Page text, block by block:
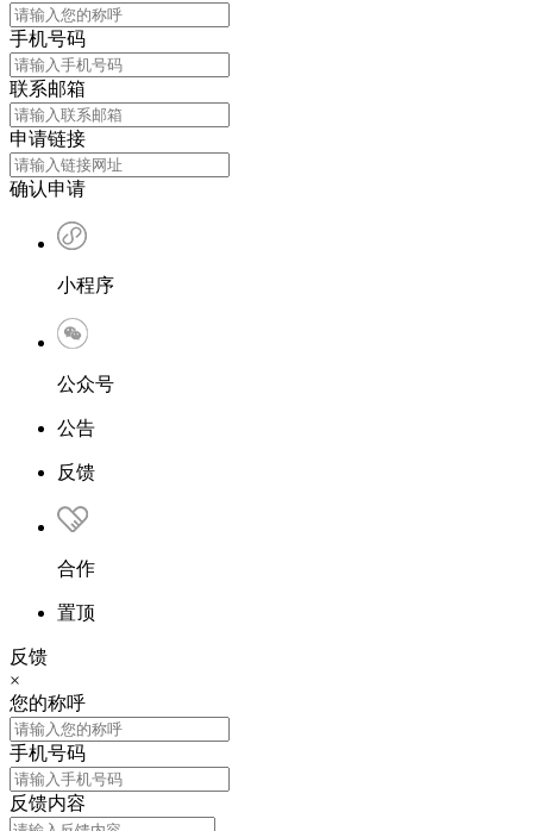
手机号码
联系邮箱
申请链接
确认申请
小程序
公众号
公告
反馈
合作
置顶
反馈
×
您的称呼
手机号码
反馈内容